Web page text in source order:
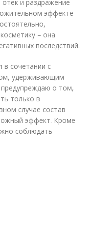
и раздражение
эффекте
– она
последствий.
в сочетании с
удерживающим
предупреждаю о том,
только в
случае состав
эффект. Кроме
соблюдать